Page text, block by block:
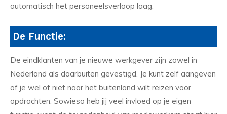
automatisch het personeelsverloop laag.
De Functie:
De eindklanten van je nieuwe werkgever zijn zowel in
Nederland als daarbuiten gevestigd. Je kunt zelf aangeven
of je wel of niet naar het buitenland wilt reizen voor
opdrachten. Sowieso heb jij veel invloed op je eigen